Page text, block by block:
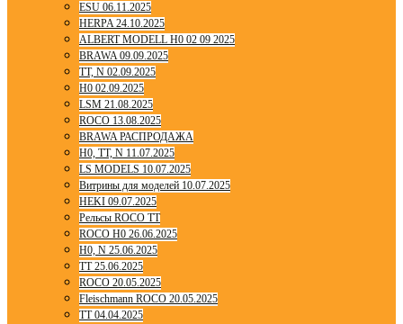
ESU 06.11.2025
HERPA 24.10.2025
ALBERT MODELL H0 02 09 2025
BRAWA 09.09.2025
TT, N 02.09.2025
H0 02.09.2025
LSM 21.08.2025
ROCO 13.08.2025
BRAWA РАСПРОДАЖА
H0, TT, N 11.07.2025
LS MODELS 10.07.2025
Витрины для моделей 10.07.2025
HEKI 09.07.2025
Рельсы ROCO TT
ROCO H0 26.06.2025
H0, N 25.06.2025
TT 25.06.2025
ROCO 20.05.2025
Fleischmann ROCO 20.05.2025
TT 04.04.2025